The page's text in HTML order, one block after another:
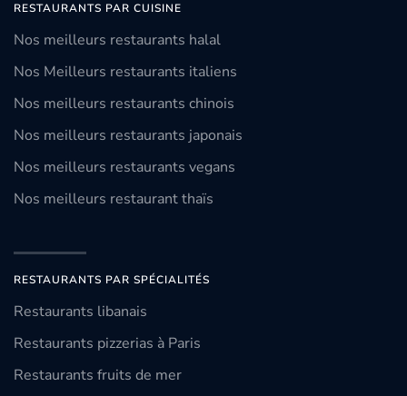
RESTAURANTS PAR CUISINE
Nos meilleurs restaurants halal
Nos Meilleurs restaurants italiens
Nos meilleurs restaurants chinois
Nos meilleurs restaurants japonais
Nos meilleurs restaurants vegans
Nos meilleurs restaurant thaïs
RESTAURANTS PAR SPÉCIALITÉS
Restaurants libanais
Restaurants pizzerias à Paris
Restaurants fruits de mer